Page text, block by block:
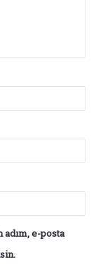
e-posta